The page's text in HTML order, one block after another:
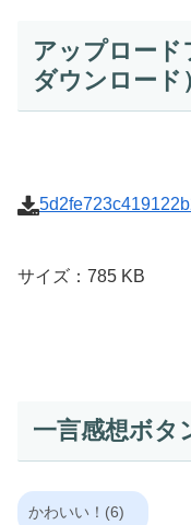
アップロー
ダウンロード
サイズ：785 KB
一言感想ボタ
かわいい！(6)